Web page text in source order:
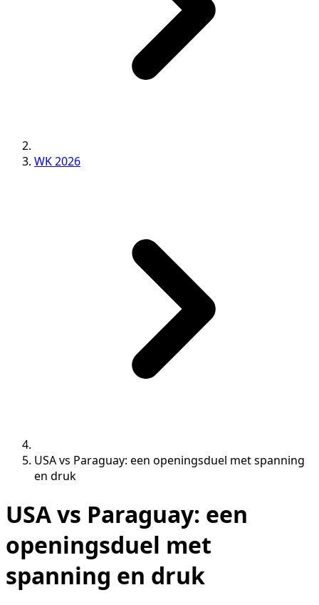
WK 2026
USA vs Paraguay: een openingsduel met spanning
en druk
USA vs Paraguay: een
openingsduel met
spanning en druk